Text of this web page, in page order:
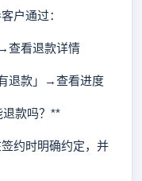
户通过：
看退款详情
款」→查看进度
款吗？**
约时明确约定，并